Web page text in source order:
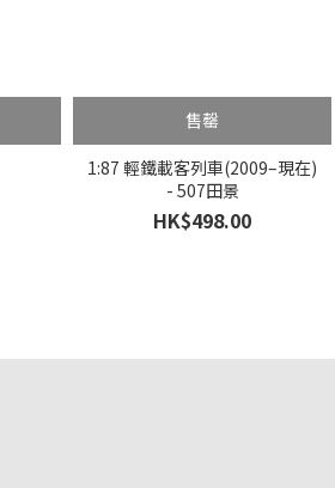
售罄
1:87 輕鐵載客列車(2009–現在)
- 507田景
HK$498.00